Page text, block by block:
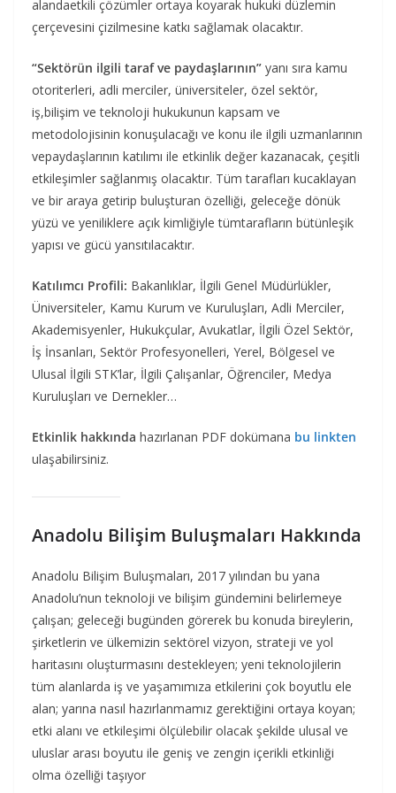
alandaetkili çözümler ortaya koyarak hukuki düzlemin
çerçevesini çizilmesine katkı sağlamak olacaktır.
“Sektörün ilgili taraf ve paydaşlarının” yanı sıra kamu
otoriterleri, adli merciler, üniversiteler, özel sektör,
iş,bilişim ve teknoloji hukukunun kapsam ve
metodolojisinin konuşulacağı ve konu ile ilgili uzmanlarının
vepaydaşlarının katılımı ile etkinlik değer kazanacak, çeşitli
etkileşimler sağlanmış olacaktır. Tüm tarafları kucaklayan
ve bir araya getirip buluşturan özelliği, geleceğe dönük
yüzü ve yeniliklere açık kimliğiyle tümtarafların bütünleşik
yapısı ve gücü yansıtılacaktır.
Katılımcı Profili: Bakanlıklar, İlgili Genel Müdürlükler,
Üniversiteler, Kamu Kurum ve Kuruluşları, Adli Merciler,
Akademisyenler, Hukukçular, Avukatlar, İlgili Özel Sektör,
İş İnsanları, Sektör Profesyonelleri, Yerel, Bölgesel ve
Ulusal İlgili STK’lar, İlgili Çalışanlar, Öğrenciler, Medya
Kuruluşları ve Dernekler…
Etkinlik hakkında hazırlanan PDF dokümana bu linkten
ulaşabilirsiniz.
Anadolu Bilişim Buluşmaları Hakkında
Anadolu Bilişim Buluşmaları, 2017 yılından bu yana
Anadolu’nun teknoloji ve bilişim gündemini belirlemeye
çalışan; geleceği bugünden görerek bu konuda bireylerin,
şirketlerin ve ülkemizin sektörel vizyon, strateji ve yol
haritasını oluşturmasını destekleyen; yeni teknolojilerin
tüm alanlarda iş ve yaşamımıza etkilerini çok boyutlu ele
alan; yarına nasıl hazırlanmamız gerektiğini ortaya koyan;
etki alanı ve etkileşimi ölçülebilir olacak şekilde ulusal ve
uluslar arası boyutu ile geniş ve zengin içerikli etkinliği
olma özelliği taşıyor